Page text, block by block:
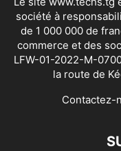
société à
de 1 000 000 de
commerce et des
LFW-01-2022-M-
la route de
Contactez-